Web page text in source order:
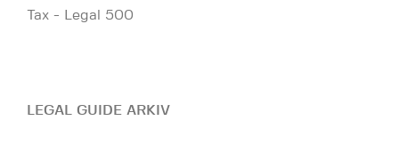
Tax - Legal 500
LEGAL GUIDE ARKIV